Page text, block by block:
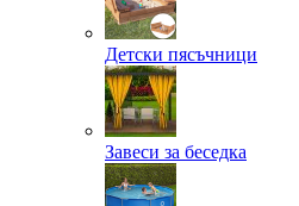
Детски пясъчници
Завеси за беседка